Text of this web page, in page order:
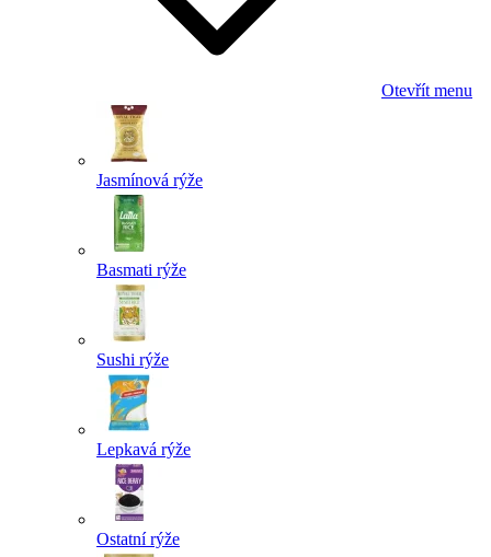
Otevřít menu
Jasmínová rýže
Basmati rýže
Sushi rýže
Lepkavá rýže
Ostatní rýže